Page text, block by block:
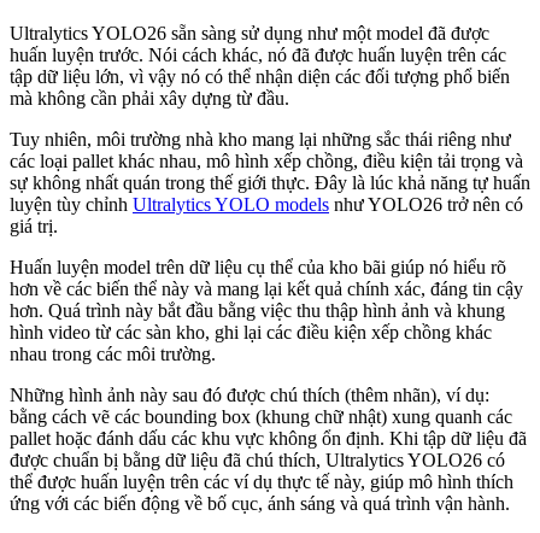
Ultralytics YOLO26 sẵn sàng sử dụng như một model đã được
huấn luyện trước. Nói cách khác, nó đã được huấn luyện trên các
tập dữ liệu lớn, vì vậy nó có thể nhận diện các đối tượng phổ biến
mà không cần phải xây dựng từ đầu.
Tuy nhiên, môi trường nhà kho mang lại những sắc thái riêng như
các loại pallet khác nhau, mô hình xếp chồng, điều kiện tải trọng và
sự không nhất quán trong thế giới thực. Đây là lúc khả năng tự huấn
luyện tùy chỉnh Ultralytics YOLO models như YOLO26 trở nên có
giá trị.
Huấn luyện model trên dữ liệu cụ thể của kho bãi giúp nó hiểu rõ
hơn về các biến thể này và mang lại kết quả chính xác, đáng tin cậy
hơn. Quá trình này bắt đầu bằng việc thu thập hình ảnh và khung
hình video từ các sàn kho, ghi lại các điều kiện xếp chồng khác
nhau trong các môi trường.
Những hình ảnh này sau đó được chú thích (thêm nhãn), ví dụ:
bằng cách vẽ các bounding box (khung chữ nhật) xung quanh các
pallet hoặc đánh dấu các khu vực không ổn định. Khi tập dữ liệu đã
được chuẩn bị bằng dữ liệu đã chú thích, Ultralytics YOLO26 có
thể được huấn luyện trên các ví dụ thực tế này, giúp mô hình thích
ứng với các biến động về bố cục, ánh sáng và quá trình vận hành.